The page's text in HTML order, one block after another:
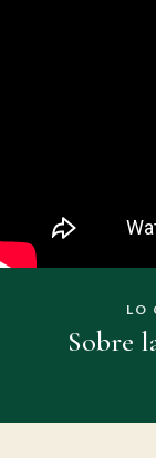
LO
Sobre